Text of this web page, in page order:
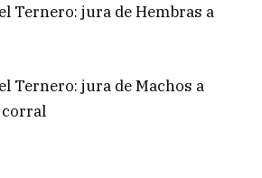
Ternero: jura de Hembras a
Ternero: jura de Machos a
corral